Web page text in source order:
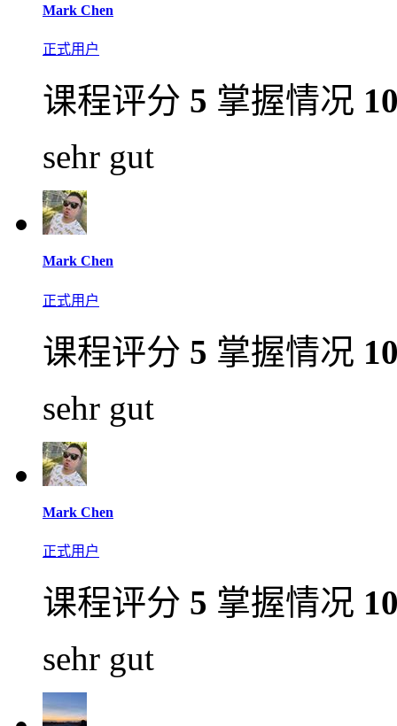
Mark Chen
正式用户
课程评分 5 掌握情况
sehr gut
Mark Chen
正式用户
课程评分 5 掌握情况
sehr gut
Mark Chen
正式用户
课程评分 5 掌握情况
sehr gut